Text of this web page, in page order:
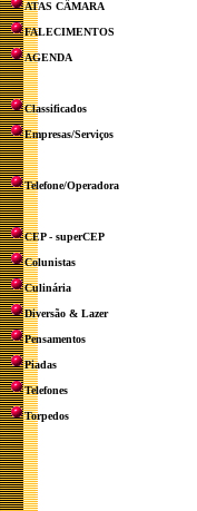
ATAS CÂMARA
FALECIMENTOS
AGENDA
Classificados
Empresas/Serviços
Telefone/Operadora
CEP - superCEP
Colunistas
Culinária
Diversão & Lazer
Pensamentos
Piadas
Telefones
Torpedos